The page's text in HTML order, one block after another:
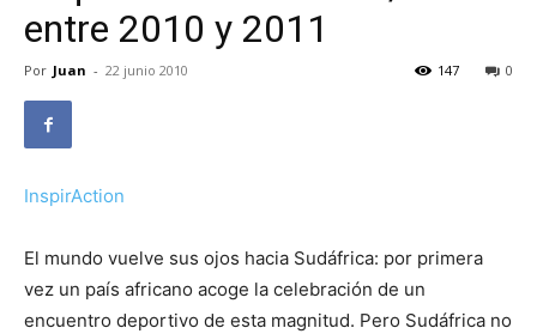
entre 2010 y 2011
Por Juan - 22 junio 2010 0
147
InspirAction
El mundo vuelve sus ojos hacia Sudáfrica: por primera
vez un país africano acoge la celebración de un
encuentro deportivo de esta magnitud. Pero Sudáfrica no